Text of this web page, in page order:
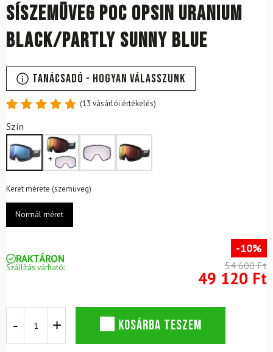
Síszemüveg POC Opsin Uranium
Black/Partly Sunny Blue
Tanácsadó - Hogyan válasszunk
4.85
5-ből,
értékelés
alapján
(13 vásárlói értékelés)
Szín
Keret mérete (szemüveg)
Normál méret
RAKTÁRON
Szállítás várható:
-10%
54 600 Ft
49 120 Ft
POC
KOSÁRBA TESZEM